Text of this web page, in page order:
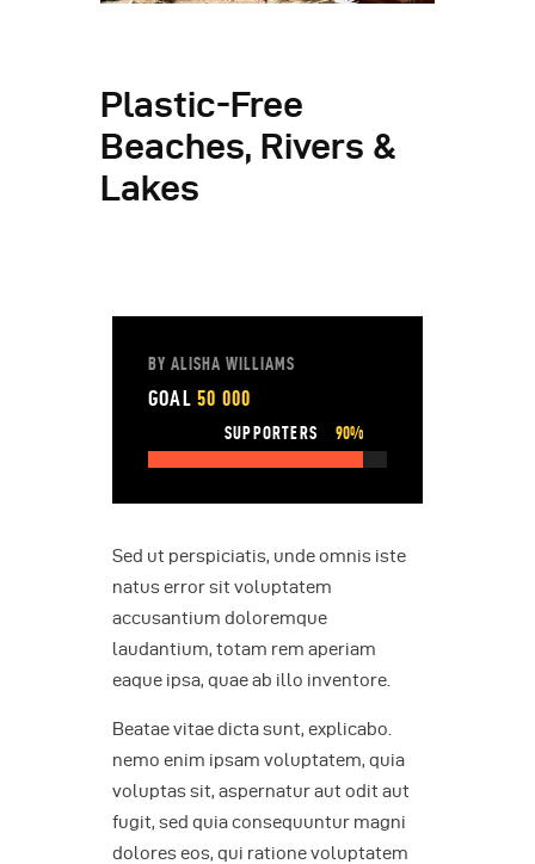
Plastic-Free
Beaches, Rivers &
Lakes
BY ALISHA WILLIAMS
GOAL 50 000
SUPPORTERS 90%
Sed ut perspiciatis, unde omnis iste
natus error sit voluptatem
accusantium doloremque
laudantium, totam rem aperiam
eaque ipsa, quae ab illo inventore.
Beatae vitae dicta sunt, explicabo.
nemo enim ipsam voluptatem, quia
voluptas sit, aspernatur aut odit aut
fugit, sed quia consequuntur magni
dolores eos, qui ratione voluptatem